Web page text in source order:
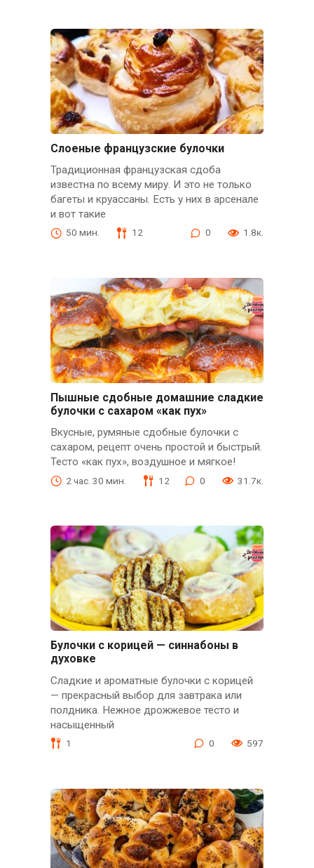
Слоеные французские булочки
Традиционная французская сдоба
известна по всему миру. И это не только
багеты и круассаны. Есть у них в арсенале
и вот такие
50 мин. 12 0 1.8к.
Пышные сдобные домашние сладкие
булочки с сахаром «как пух»
Вкусные, румяные сдобные булочки с
сахаром, рецепт очень простой и быстрый.
Тесто «как пух», воздушное и мягкое!
2 час. 30 мин. 12 0 31.7к.
Булочки с корицей — синнабоны в
духовке
Сладкие и ароматные булочки с корицей
— прекрасный выбор для завтрака или
полдника. Нежное дрожжевое тесто и
насыщенный
1 0 597